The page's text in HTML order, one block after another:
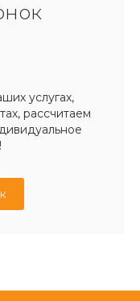
услугах,
рассчитаем